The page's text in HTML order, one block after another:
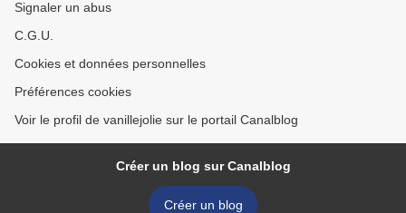
Signaler un abus
C.G.U.
Cookies et données personnelles
Préférences cookies
Voir le profil de vanillejolie sur le portail Canalblog
Créer un blog sur Canalblog
Créer un blog